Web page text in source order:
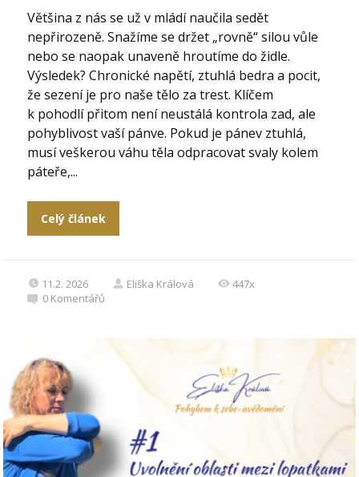
Většina z nás se už v mládí naučila sedět
nepřirozeně. Snažíme se držet „rovně“ silou vůle
nebo se naopak unaveně hroutíme do židle.
Výsledek? Chronické napětí, ztuhlá bedra a pocit,
že sezení je pro naše tělo za trest. Klíčem
k pohodlí přitom není neustálá kontrola zad, ale
pohyblivost vaší pánve. Pokud je pánev ztuhlá,
musí veškerou váhu těla odpracovat svaly kolem
páteře,...
Celý článek
11.2. 2026 Eliška Králová
447x
0 Komentářů